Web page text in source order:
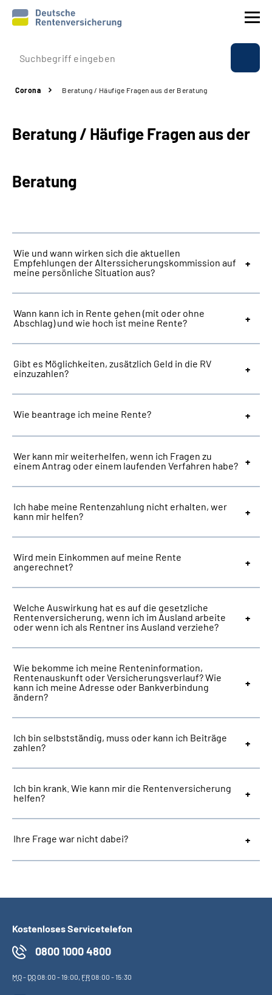
Prävention
Rente
Über uns & Presse
Online-Services
Inhalte in Gebärdensprache (DGS)
Leichte Sprache
Mein Kundenportal
Corona Beratung / Häufige Fragen aus der Beratung
Beratung / Häufige Fragen aus der
Beratung
Wie und wann wirken sich die aktuellen
Empfehlungen der Alterssicherungskommission auf
meine persönliche Situation aus?
Wann kann ich in Rente gehen (mit oder ohne
Abschlag) und wie hoch ist meine Rente?
Gibt es Möglichkeiten, zusätzlich Geld in die RV
einzuzahlen?
Wie beantrage ich meine Rente?
Wer kann mir weiterhelfen, wenn ich Fragen zu
einem Antrag oder einem laufenden Verfahren habe?
Ich habe meine Rentenzahlung nicht erhalten, wer
kann mir helfen?
Wird mein Einkommen auf meine Rente
angerechnet?
Welche Auswirkung hat es auf die gesetzliche
Rentenversicherung, wenn ich im Ausland arbeite
oder wenn ich als Rentner ins Ausland verziehe?
Wie bekomme ich meine Renteninformation,
Rentenauskunft oder Versicherungsverlauf? Wie
kann ich meine Adresse oder Bankverbindung
ändern?
Ich bin selbstständig, muss oder kann ich Beiträge
zahlen?
Ich bin krank. Wie kann mir die Rentenversicherung
helfen?
Ihre Frage war nicht dabei?
Kostenloses Servicetelefon
0800 1000 4800
MO- DO08:00 - 19:00, FR08:00 - 15:30